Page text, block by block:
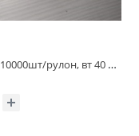
20*20 ТермоТОП этикетки Честный знак 10000шт/рулон, вт 40 или 76мм